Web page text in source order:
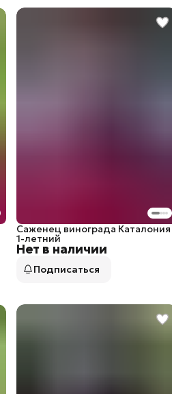
Нет в наличии
Саженец винограда Каталония
1-летний
Подписаться